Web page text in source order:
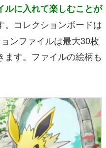
ルに入れて楽しむことが
。コレクションボードは
ンファイルは最大30枚
ます。ファイルの絵柄も